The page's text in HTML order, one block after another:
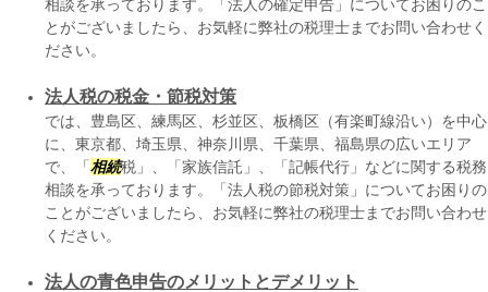
相談を承っております。「法人の確定申告」についてお困りのこ
とがございましたら、お気軽に弊社の税理士までお問い合わせく
ださい。
法人税の税金・節税対策
では、豊島区、練馬区、杉並区、板橋区（有楽町線沿い）を中心
に、東京都、埼玉県、神奈川県、千葉県、福島県の広いエリア
で、「 相続税」、「家族信託」、「記帳代行」などに関する税務
相談を承っております。「法人税の節税対策」についてお困りの
ことがございましたら、お気軽に弊社の税理士までお問い合わせ
ください。
法人の青色申告のメリットとデメリット